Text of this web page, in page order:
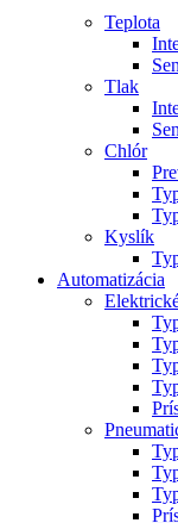
Teplota
Tlak
Chlór
Kyslík
Automatizácia